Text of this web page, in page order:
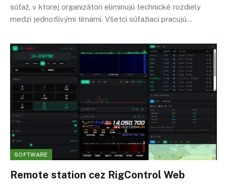
súťaž, v ktorej organizátori eliminujú technické rozdiely
medzi jednotlivými tímami. Všetci súťažiaci pracujú…
SOFTWARE
Remote station cez RigControl Web